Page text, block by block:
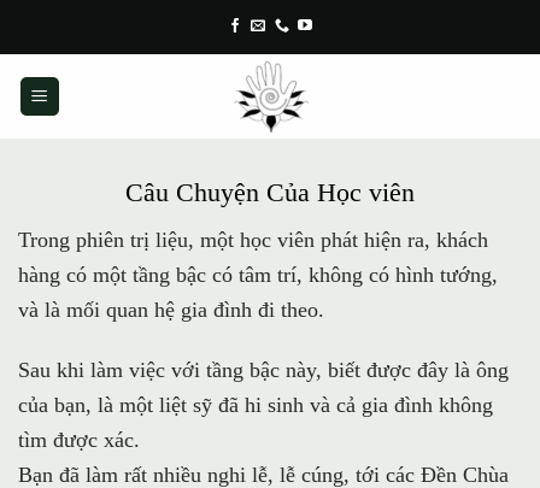
content
Câu Chuyện Của Học viên
Trong phiên trị liệu, một học viên phát hiện ra, khách
hàng có một tầng bậc có tâm trí, không có hình tướng,
và là mối quan hệ gia đình đi theo.
Sau khi làm việc với tầng bậc này, biết được đây là ông
của bạn, là một liệt sỹ đã hi sinh và cả gia đình không
tìm được xác.
Bạn đã làm rất nhiều nghi lễ, lễ cúng, tới các Đền Chùa